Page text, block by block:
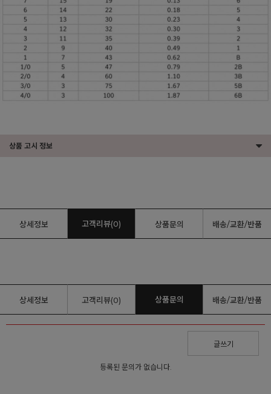
상품 고시 정보
상세정보 고객리뷰(0) 상품문의 배송/교환/반품
상세정보 고객리뷰(0) 상품문의 배송/교환/반품
글쓰기
등록된 문의가 없습니다.